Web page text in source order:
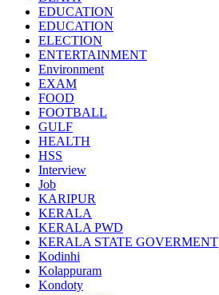
EDUCATION
EDUCATION
ELECTION
ENTERTAINMENT
Environment
EXAM
FOOD
FOOTBALL
GULF
HEALTH
HSS
Interview
Job
KARIPUR
KERALA
KERALA PWD
KERALA STATE GOVERMENT
Kodinhi
Kolappuram
Kondoty